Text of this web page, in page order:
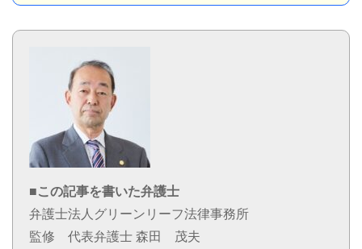
■この記事を書いた弁護士
弁護士法人グリーンリーフ法律事務所
監修 代表弁護士 森田 茂夫